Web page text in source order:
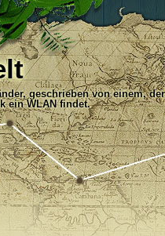
geschrieben von einem,
ein WLAN findet.